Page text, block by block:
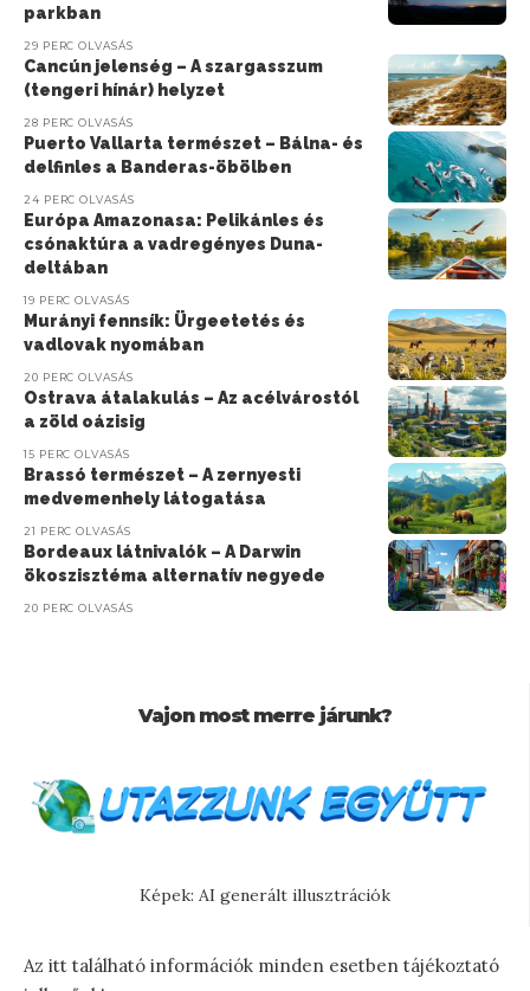
parkban
29 PERC OLVASÁS
Cancún jelenség – A szargasszum
(tengeri hínár) helyzet
28 PERC OLVASÁS
Puerto Vallarta természet – Bálna- és
delfinles a Banderas-öbölben
24 PERC OLVASÁS
Európa Amazonasa: Pelikánles és
csónaktúra a vadregényes Duna-
deltában
19 PERC OLVASÁS
Murányi fennsík: Ürgeetetés és
vadlovak nyomában
20 PERC OLVASÁS
Ostrava átalakulás – Az acélvárostól
a zöld oázisig
15 PERC OLVASÁS
Brassó természet – A zernyesti
medvemenhely látogatása
21 PERC OLVASÁS
Bordeaux látnivalók – A Darwin
ökoszisztéma alternatív negyede
20 PERC OLVASÁS
Vajon most merre járunk?
Képek: AI generált illusztrációk
Az itt található információk minden esetben tájékoztató